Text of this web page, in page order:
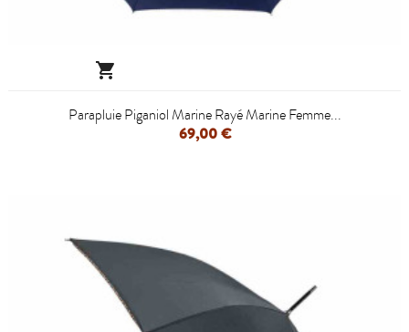

Parapluie Piganiol Marine Rayé Marine Femme...
69,00 €